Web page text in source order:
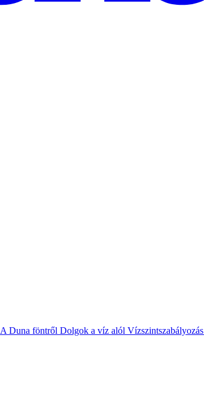
A Duna föntről Dolgok a víz alól Vízszintszabályozás